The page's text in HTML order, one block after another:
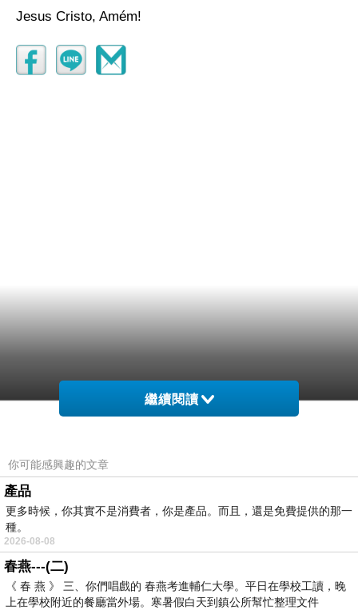
Jesus Cristo, Amém!
繼續閱讀
你可能感興趣的文章
產品
更多時候，你其實不是消費者，你是產品。而且，還是免費提供的那一
種。
2026-08-08
春燕---(二)
《 春 燕 》 三、你們唱戲的 春燕考進輔仁大學。平日在學校工讀，晚
上在學校附近的餐廳當外場。寒暑假白天到鎮公所幫忙整理文件